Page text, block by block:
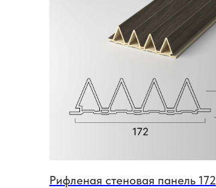
Рифленая стеновая панель 172